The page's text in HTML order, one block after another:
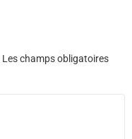
Les champs obligatoires